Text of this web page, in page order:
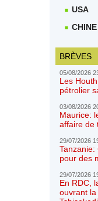
USA
CHINE
BRÈVES
05/08/2026
Les
pétrolier
03/08/2026
Maurice:
affaire de
29/07/2026
pour des
29/07/2026
En RDC,
ouvrant